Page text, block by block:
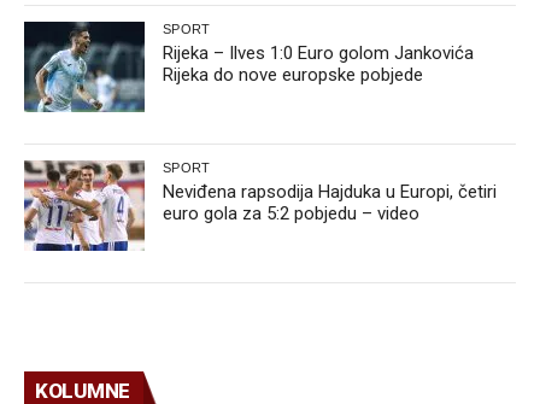
SPORT
Rijeka – Ilves 1:0 Euro golom Jankovića
Rijeka do nove europske pobjede
SPORT
Neviđena rapsodija Hajduka u Europi, četiri
euro gola za 5:2 pobjedu – video
KOLUMNE